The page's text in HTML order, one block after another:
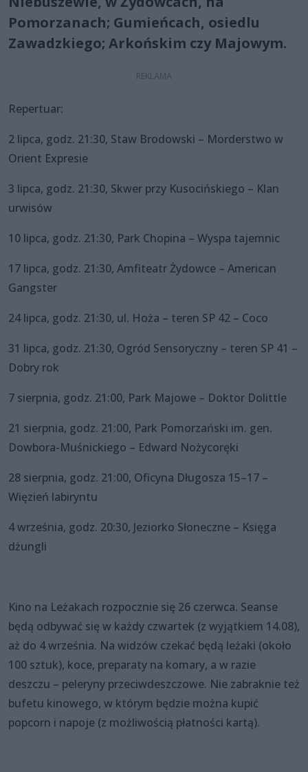
Pomorzanach; Gumieńcach, osiedlu
Zawadzkiego; Arkońskim czy Majowym.
Repertuar:
2 lipca, godz. 21:30, Staw Brodowski – Morderstwo w
Orient Expresie
3 lipca, godz. 21:30, Skwer przy Kusocińskiego – Klan
urwisów
10 lipca, godz. 21:30, Park Chopina – Wyspa tajemnic
17 lipca, godz. 21:30, Amfiteatr Żydowce – American
Gangster
24 lipca, godz. 21:30, ul. Hoża – teren SP 42 – Coco
31 lipca, godz. 21:30, Ogród Sensoryczny – teren SP 41 –
Dobry rok
7 sierpnia, godz. 21:00, Park Majowe – Doktor Dolittle
21 sierpnia, godz. 21:00, Park Pomorzański im. gen.
Dowbora-Muśnickiego – Edward Nożycoręki
28 sierpnia, godz. 21:00, Oficyna Długosza 15–17 –
Więzień labiryntu
4 września, godz. 20:30, Jeziorko Słoneczne – Księga
dżungli
Kino na Leżakach rozpocznie się 26 czerwca. Seanse
będą odbywać się w każdy czwartek (z wyjątkiem 14.08),
aż do 4 września. Na widzów czekać będą leżaki (około
100 sztuk), koce, preparaty na komary, a w razie
deszczu – peleryny przeciwdeszczowe. Nie zabraknie też
bufetu kinowego, w którym będzie można kupić
popcorn i napoje (z możliwością płatności kartą).